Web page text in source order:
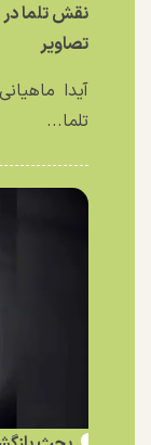
نقش تلما
تصاویر
آیدا
تلما...